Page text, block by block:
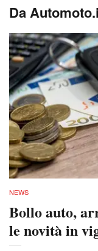
Da
NEWS
Bollo auto,
le novità in